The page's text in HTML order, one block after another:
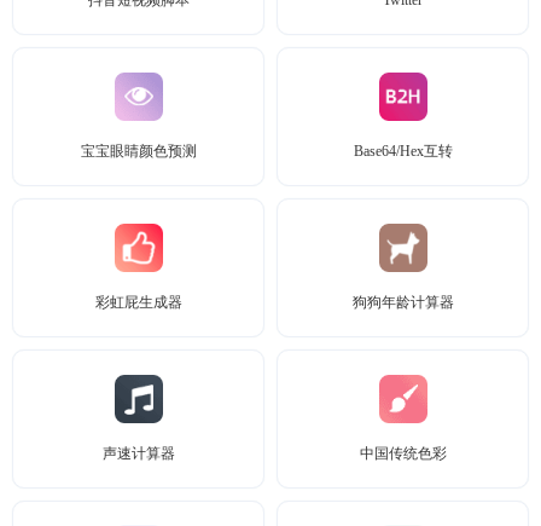
宝宝眼睛颜色预测 Base64/Hex互转
彩虹屁生成器 狗狗年龄计算器
声速计算器 中国传统色彩